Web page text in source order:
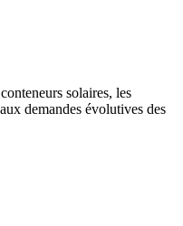
solaires, les
demandes évolutives des